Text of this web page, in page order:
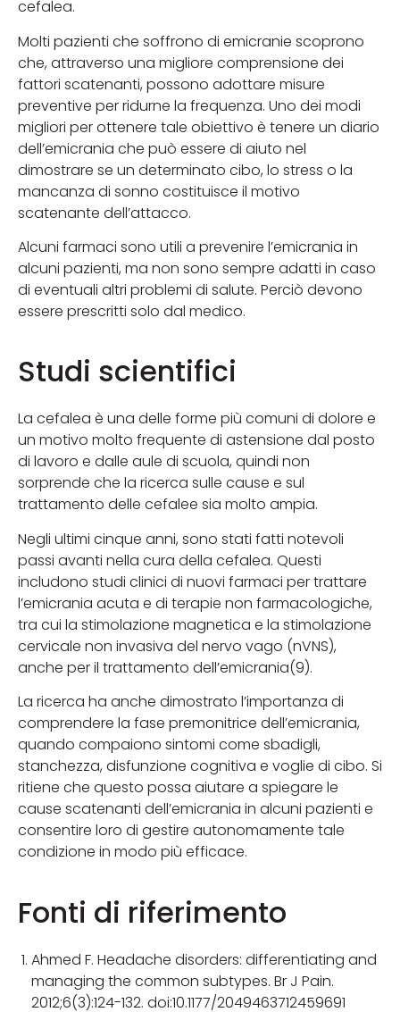
cefalea.
Molti pazienti che soffrono di emicranie scoprono
che, attraverso una migliore comprensione dei
fattori scatenanti, possono adottare misure
preventive per ridurne la frequenza. Uno dei modi
migliori per ottenere tale obiettivo è tenere un diario
dell’emicrania che può essere di aiuto nel
dimostrare se un determinato cibo, lo stress o la
mancanza di sonno costituisce il motivo
scatenante dell’attacco.
Alcuni farmaci sono utili a prevenire l’emicrania in
alcuni pazienti, ma non sono sempre adatti in caso
di eventuali altri problemi di salute. Perciò devono
essere prescritti solo dal medico.
Studi scientifici
La cefalea è una delle forme più comuni di dolore e
un motivo molto frequente di astensione dal posto
di lavoro e dalle aule di scuola, quindi non
sorprende che la ricerca sulle cause e sul
trattamento delle cefalee sia molto ampia.
Negli ultimi cinque anni, sono stati fatti notevoli
passi avanti nella cura della cefalea. Questi
includono studi clinici di nuovi farmaci per trattare
l’emicrania acuta e di terapie non farmacologiche,
tra cui la stimolazione magnetica e la stimolazione
cervicale non invasiva del nervo vago (nVNS),
anche per il trattamento dell’emicrania(9).
La ricerca ha anche dimostrato l’importanza di
comprendere la fase premonitrice dell’emicrania,
quando compaiono sintomi come sbadigli,
stanchezza, disfunzione cognitiva e voglie di cibo. Si
ritiene che questo possa aiutare a spiegare le
cause scatenanti dell’emicrania in alcuni pazienti e
consentire loro di gestire autonomamente tale
condizione in modo più efficace.
Fonti di riferimento
Ahmed F. Headache disorders: differentiating and
managing the common subtypes. Br J Pain.
2012;6(3):124-132. doi:10.1177/2049463712459691